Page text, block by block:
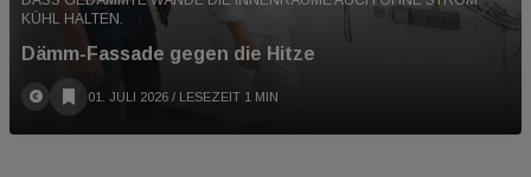
KÜHL HALTEN.
Dämm-Fassade gegen die Hitze
01. JULI 2026 / LESEZEIT 1 MIN